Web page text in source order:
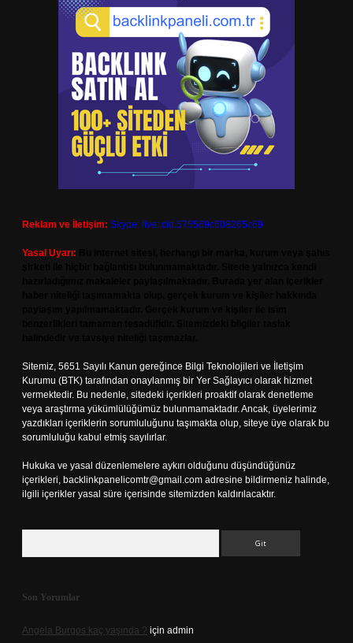
Reklam ve İletişim: Skype: live:.cid.575569c608265c69
Yasal Uyarı:
Sitemiz, 5651 Sayılı Kanun gereğince Bilgi Teknolojileri ve İletişim
Kurumu (BTK) tarafından onaylanmış bir Yer Sağlayıcı olarak hizmet
vermektedir. Bu nedenle, sitedeki içerikleri proaktif olarak denetleme
veya araştırma yükümlülüğümüz bulunmamaktadır. Ancak, üyelerimiz
yazdıkları içeriklerin sorumluluğunu taşımakta olup, siteye üye olarak bu
sorumluluğu kabul etmiş sayılırlar.
Hukuka ve yasal düzenlemelere aykırı olduğunu düşündüğünüz
içerikleri, backlinkpanelicomtr@gmail.com adresine bildirmeniz halinde,
ilgili içerikler yasal süre içerisinde sitemizden kaldırılacaktır.
Son Yorumlar
Angela Burgos kaç yaşında ? için admin